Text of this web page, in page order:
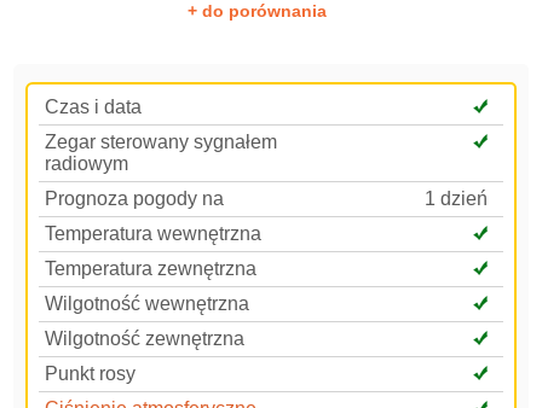
+ do porównania
Czas i data
Zegar sterowany sygnałem
radiowym
Prognoza pogody na
1 dzień
Temperatura wewnętrzna
Temperatura zewnętrzna
Wilgotność wewnętrzna
Wilgotność zewnętrzna
Punkt rosy